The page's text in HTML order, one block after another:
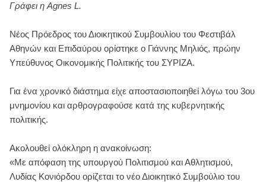
Γράφει η Agnes L.
Νέος Πρόεδρος του Διοικητικού Συμβουλίου του Φεστιβάλ
Αθηνών και Επιδαύρου ορίστηκε ο Γιάννης Μηλιός, πρώην
Υπεύθυνος Οικονομικής Πολιτικής του ΣΥΡΙΖΑ.
Για ένα χρονικό διάστημα είχε αποστασιοποιηθεί λόγω του 3ου
μνημονίου και αρθρογραφούσε κατά της κυβερνητικής
πολιτικής.
Ακολουθεί ολόκληρη η ανακοίνωση:
«Με απόφαση της υπουργού Πολιτισμού και Αθλητισμού,
Λυδίας Κονιόρδου ορίζεται το νέο Διοικητικό Συμβούλιο του